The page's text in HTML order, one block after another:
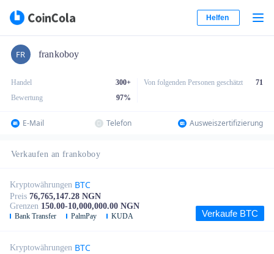
Helfen
frankoboy
Handel
300+
Bewertung
97%
Von folgenden Personen geschätzt 71
E-Mail Telefon Ausweiszertifizierung
Verkaufen an frankoboy
Kryptowährungen BTC
Preis 76,765,147.28 NGN
Grenzen 150.00-10,000,000.00 NGN
Bank Transfer PalmPay KUDA Verkaufe BTC
Kryptowährungen BTC